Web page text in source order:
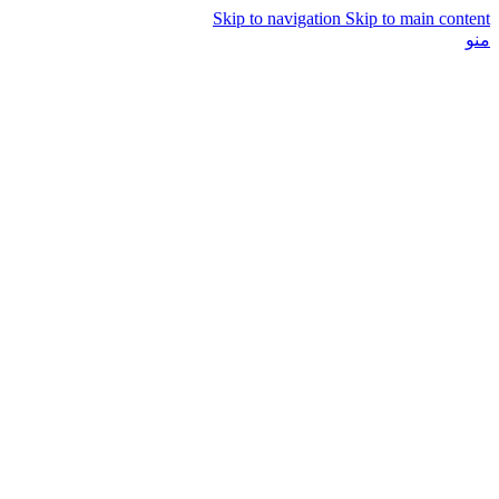
Skip to navigation Skip to main content
منو